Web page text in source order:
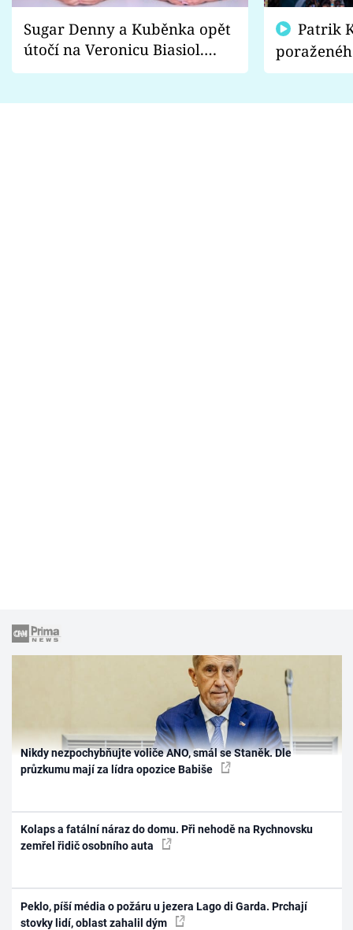
Sugar Denny a Kuběnka opět
útočí na Veronicu Biasiol.
Proč je podle nich falešná a
fanoušci
Nikdy nezpochybňujte voliče ANO, smál se Staněk. Dle
průzkumu mají za lídra opozice Babiše
Kolaps a fatální náraz do domu. Při nehodě na Rychnovsku
zemřel řidič osobního auta
Peklo, píší média o požáru u jezera Lago di Garda. Prchají
stovky lidí, oblast zahalil dým